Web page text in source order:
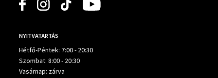
NYITVATARTÁS
Hétfő-Péntek: 7:00 - 20:30
Szombat: 8:00 - 20:30
Vasárnap: zárva